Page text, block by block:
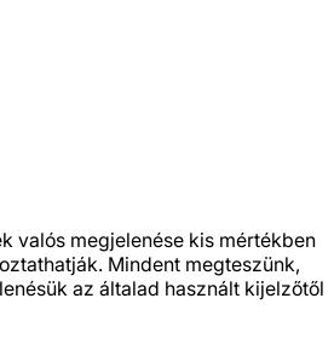
valós megjelenése kis mértékben
Mindent megteszünk,
az általad használt kijelzőtől